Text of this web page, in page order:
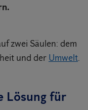
zwei Säulen: dem
und der Umwelt.
Lösung für